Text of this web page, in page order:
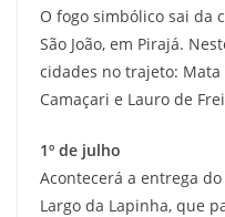
O fogo simbólico sai da
São João, em Pirajá.
cidades no trajeto: Mata
Camaçari e Lauro de
1º de julho
Acontecerá a entrega
Largo da Lapinha, que